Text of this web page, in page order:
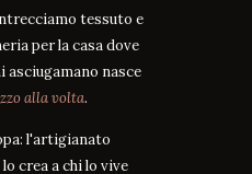
tessuto e
per la casa dove
asciugamano nasce
alla volta.
l'artigianato
crea a chi lo vive